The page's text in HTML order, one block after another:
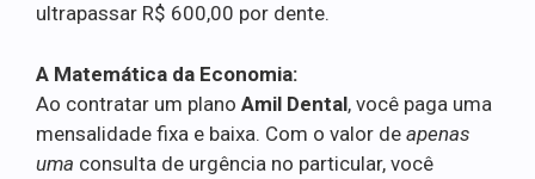
ultrapassar R$ 600,00 por dente.
A Matemática da Economia:
Ao contratar um plano Amil Dental, você paga uma
mensalidade fixa e baixa. Com o valor de apenas
uma consulta de urgência no particular, você